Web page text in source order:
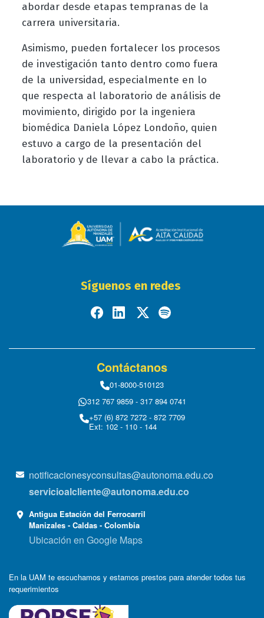
abordar desde etapas tempranas de la
carrera universitaria.
Asimismo, pueden fortalecer los procesos
de investigación tanto dentro como fuera
de la universidad, especialmente en lo
que respecta al laboratorio de análisis de
movimiento, dirigido por la ingeniera
biomédica Daniela López Londoño, quien
estuvo a cargo de la presentación del
laboratorio y de llevar a cabo la práctica.
Síguenos en redes
Contáctanos
01-8000-510123
312 767 9859 - 317 894 0741
+57 (6) 872 7272 - 872 7709
Ext: 102 - 110 - 144
notificacionesyconsultas@autonoma.edu.co
servicioalcliente@autonoma.edu.co
Antigua Estación del Ferrocarril
Manizales - Caldas - Colombia
Ubicación en Google Maps
En la UAM te escuchamos y estamos prestos para atender todos tus
requerimientos